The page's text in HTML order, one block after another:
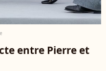
entre Pierre et